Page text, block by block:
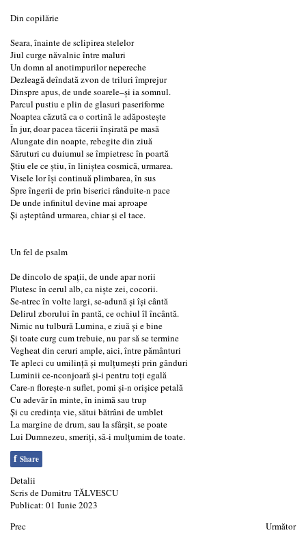
Din copilărie
Seara, înainte de sclipirea stelelor
Jiul curge năvalnic între maluri
Un domn al anotimpurilor nepereche
Dezleagă deîndată zvon de triluri împrejur
Dinspre apus, de unde soarele–și ia somnul.
Parcul pustiu e plin de glasuri paseriforme
Noaptea căzută ca o cortină le adăpostește
În jur, doar pacea tăcerii înșirată pe masă
Alungate din noapte, rebegite din ziuă
Săruturi cu duiumul se împietresc în poartă
Știu ele ce știu, în liniștea cosmică, urmarea.
Visele lor își continuă plimbarea, în sus
Spre îngerii de prin biserici rânduite-n pace
De unde infinitul devine mai aproape
Și așteptând urmarea, chiar și el tace.
Un fel de psalm
De dincolo de spații, de unde apar norii
Plutesc în cerul alb, ca niște zei, cocorii.
Se-ntrec în volte largi, se-adună și își cântă
Delirul zborului în pantă, ce ochiul îl încântă.
Nimic nu tulbură Lumina, e ziuă și e bine
Și toate curg cum trebuie, nu par să se termine
Vegheat din ceruri ample, aici, între pământuri
Te apleci cu umilință și mulțumești prin gânduri
Luminii ce-nconjoară și-i pentru toți egală
Care-n florește-n suflet, pomi și-n orișice petală
Cu adevăr în minte, în inimă sau trup
Și cu credința vie, sătui bătrâni de umblet
La margine de drum, sau la sfârșit, se poate
Lui Dumnezeu, smeriți, să-i mulțumim de toate.
f Share
Detalii
Scris deDumitru TĂLVESCU
Publicat: 01 Iunie 2023
Prec
Următor